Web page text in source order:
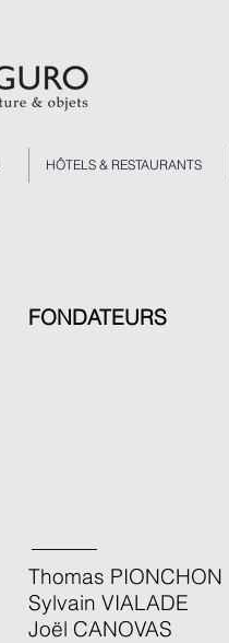
HÔTELS & RESTAURANTS
Thomas PIONCHON
Sylvain VIALADE
Joël CANOVAS
FONDATEURS